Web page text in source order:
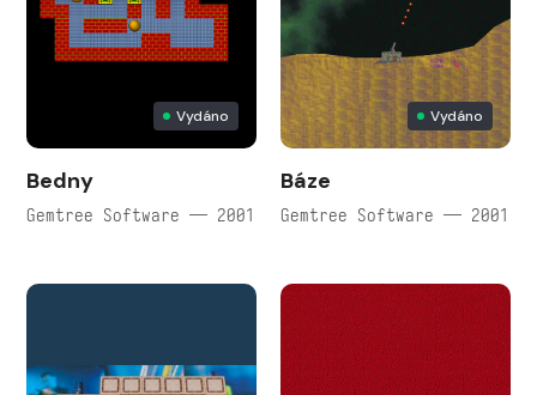
Vydáno
Bedny
Gemtree Software — 2001
Vydáno
Báze
Gemtree Software — 2001